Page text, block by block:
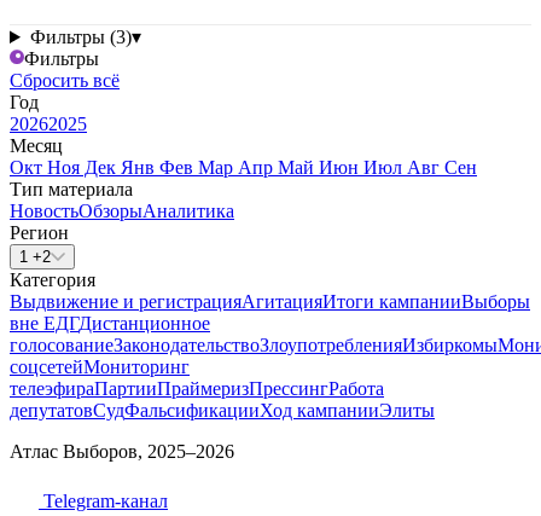
Фильтры (3)▾
Фильтры
Сбросить всё
Год
20262025
Месяц
Окт Ноя Дек Янв Фев Мар Апр Май Июн Июл Авг Сен
Тип материала
НовостьОбзорыАналитика
Регион
1 +2
Категория
Выдвижение и регистрацияАгитацияИтоги кампанииВыборы
вне ЕДГДистанционное
голосованиеЗаконодательствоЗлоупотребленияИзбиркомы
соцсетейМониторинг
телеэфираПартииПраймеризПрессингРабота
депутатовСудФальсификацииХод кампанииЭлиты
Атлас Выборов, 2025–2026
Telegram-канал